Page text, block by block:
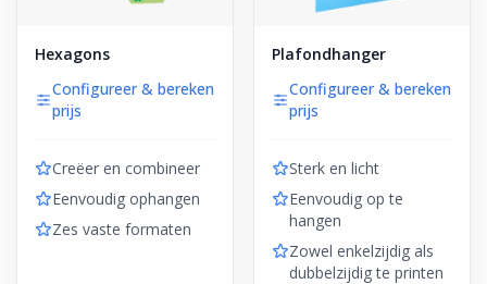
Hexagons
Configureer & bereken
prijs
Creëer en combineer
Eenvoudig ophangen
Zes vaste formaten
Plafondhanger
Configureer & bereken
prijs
Sterk en licht
Eenvoudig op te
hangen
Zowel enkelzijdig als
dubbelzijdig te printen